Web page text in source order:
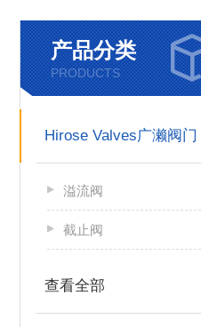
产品分类
PRODUCTS
Hirose Valves广濑阀门
溢流阀
截止阀
查看全部